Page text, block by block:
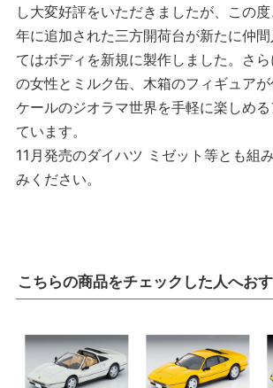
し大変好評をいただきましたが、この
年に追加された三方開荷台が新たに仲
てはボディを新規に製作しました。さ
の女性とミルク缶、木箱のフィギュア
ケールのジオラマ世界を手軽に楽しめ
ています。
11月発売のダイハツ ミゼット等とも組
みください。
こちらの商品をチェックした人へお